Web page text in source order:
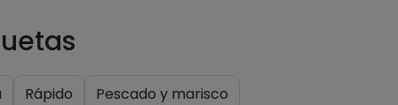
Rápido
Pescado y marisco